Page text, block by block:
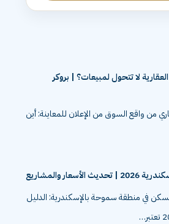
العقارية لا تتحول لمبيعات؟ | بروكر
من واقع السوق من الإعلان للمعاينة: أين
والمشاريع
في منطقة سموحة بالإسكندرية: الدليل